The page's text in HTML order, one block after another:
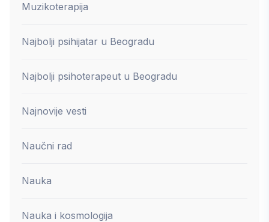
Muzikoterapija
Najbolji psihijatar u Beogradu
Najbolji psihoterapeut u Beogradu
Najnovije vesti
Naučni rad
Nauka
Nauka i kosmologija